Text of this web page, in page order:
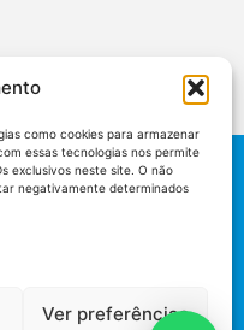
como cookies para armazenar
essas tecnologias nos permite
exclusivos neste site. O não
negativamente determinados
Ver preferências